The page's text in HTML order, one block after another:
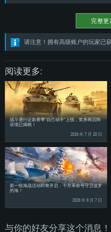
完整更
请注意！拥有高级账户的玩家已
阅读更多:
战斗通行证新赛季“自己动手”上线，奖券商店阵
容现已揭晓！
2026 年 7 月 20 日
新一轮海战活动即将开启：十月革命号守卫波罗
的海！
2026 年 8 月 7 日
与你的好友分享这个消息！